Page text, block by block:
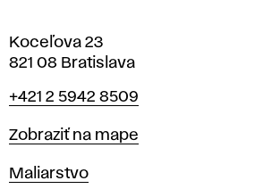
Koceľova 23
821 08 Bratislava
Telefón
+421 2 5942 8509
Mapa
Zobraziť na mape
Katedry
Maliarstvo